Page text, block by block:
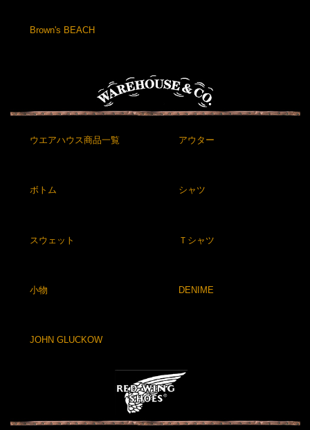
Brown's BEACH
ウエアハウス商品一覧 アウター
ボトム シャツ
スウェット Ｔシャツ
小物 DENIME
JOHN GLUCKOW